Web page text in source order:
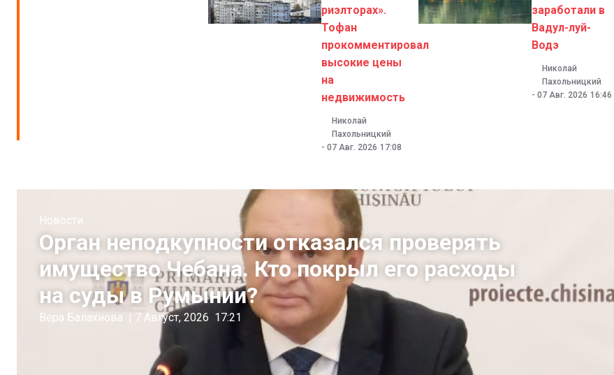
риэлторах».
Тофан
прокомментировал
высокие цены
на
недвижимость
Николай
Пахольницкий
- 07 Авг. 2026 17:08
заработали в
Вадул-луй-
Водэ
Николай
Пахольницкий
- 07 Авг. 2026 16:46
Новости
Орган неподкупности отказался проверять
имущество Чебана. Кто покрыл его расходы
на суды в Румынии?
Вера Балахнова | 7 Август, 2026 17:21